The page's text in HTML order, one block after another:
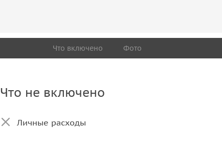
Что включено Фото
Что не включено
Личные расходы